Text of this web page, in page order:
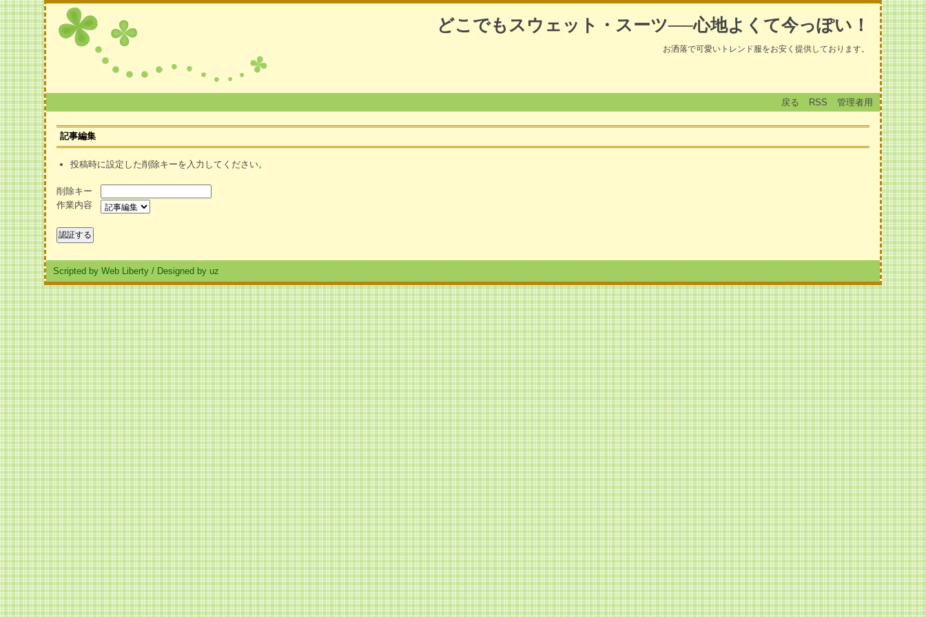
どこでもスウェット・スーツ──心地よくて今っぽい！
お洒落で可愛いトレンド服をお安く提供しております。
戻る RSS 管理者用
記事編集
投稿時に設定した削除キーを入力してください。
削除キー
作業内容
Scripted by Web Liberty / Designed by uz